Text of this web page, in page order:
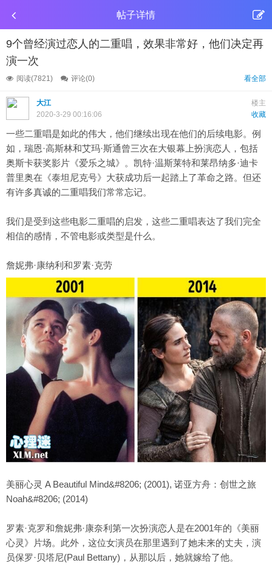
帖子详情
9个曾经演过恋人的二重唱，效果非常好，他们决定再
演一次
阅读(7821) 评论(0) 看全部
楼主
大江
收藏
2020-3-29 00:16:06
一些二重唱是如此的伟大，他们继续出现在他们的后续电影。例
如，瑞恩·高斯林和艾玛·斯通曾三次在大银幕上扮演恋人，包括
奥斯卡获奖影片《爱乐之城》。凯特·温斯莱特和莱昂纳多·迪卡
普里奥在《泰坦尼克号》大获成功后一起踏上了革命之路。但还
有许多真诚的二重唱我们常常忘记。
我们是受到这些电影二重唱的启发，这些二重唱表达了我们完全
相信的感情，不管电影或类型是什么。
詹妮弗·康纳利和罗素·克劳
美丽心灵 A Beautiful Mind&#8206; (2001), 诺亚方舟：创世之旅
Noah&#8206; (2014)
罗素·克罗和詹妮弗·康奈利第一次扮演恋人是在2001年的《美丽
心灵》片场。此外，这位女演员在那里遇到了她未来的丈夫，演
员保罗·贝塔尼(Paul Bettany)，从那以后，她就嫁给了他。